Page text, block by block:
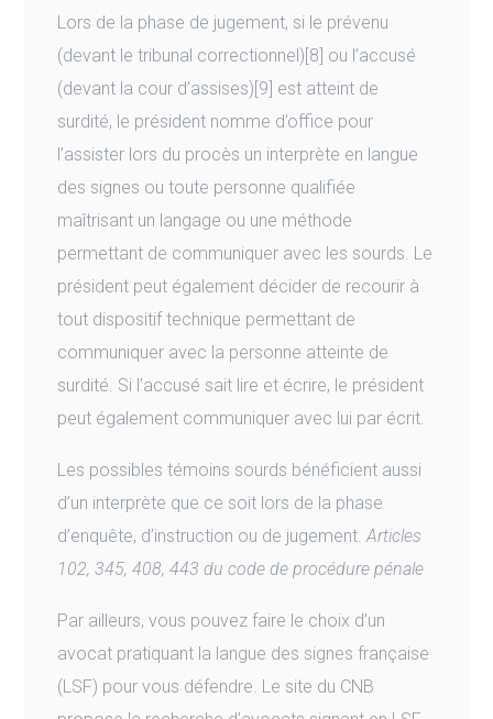
Lors de la phase de jugement, si le prévenu
(devant le tribunal correctionnel)[8] ou l’accusé
(devant la cour d’assises)[9] est atteint de
surdité, le président nomme d’office pour
l’assister lors du procès un interprète en langue
des signes ou toute personne qualifiée
maîtrisant un langage ou une méthode
permettant de communiquer avec les sourds. Le
président peut également décider de recourir à
tout dispositif technique permettant de
communiquer avec la personne atteinte de
surdité. Si l’accusé sait lire et écrire, le président
peut également communiquer avec lui par écrit.
Les possibles témoins sourds bénéficient aussi
d’un interprète que ce soit lors de la phase
d’enquête, d’instruction ou de jugement.Articles
102, 345, 408, 443 du code de procédure pénale
Par ailleurs, vous pouvez faire le choix d’un
avocat pratiquant la langue des signes française
(LSF) pour vous défendre. Le site du CNB